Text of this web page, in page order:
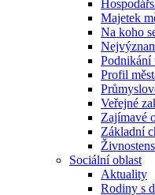
Majetek
Na koho
Podnikání
Profil
Veřejné
Zajímavé
Základní
Sociální oblast
Aktuality
Rodiny s